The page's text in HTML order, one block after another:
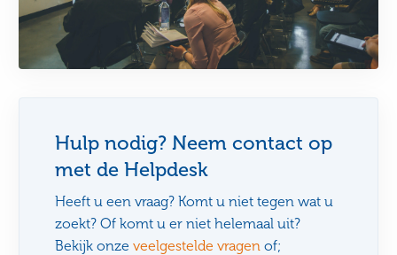
Hulp nodig? Neem contact op
met de Helpdesk
Heeft u een vraag? Komt u niet tegen wat u
zoekt? Of komt u er niet helemaal uit?
Bekijk onzeveelgestelde vragen of;